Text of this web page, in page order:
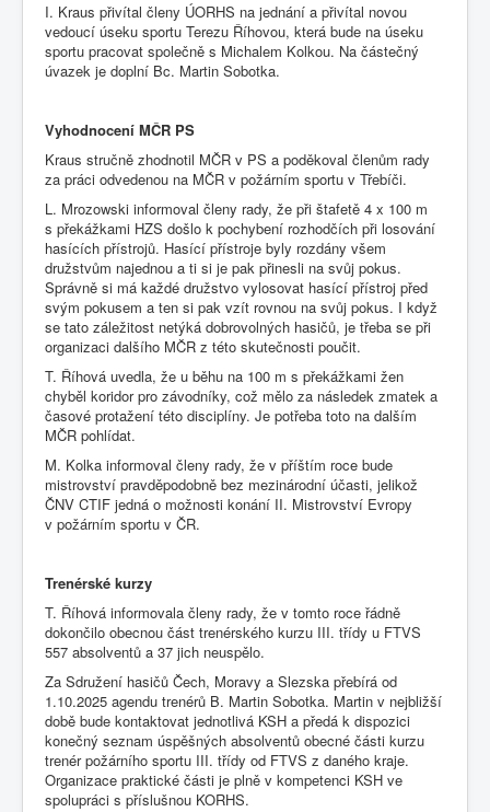
I. Kraus přivítal členy ÚORHS na jednání a přivítal novou
vedoucí úseku sportu Terezu Říhovou, která bude na úseku
sportu pracovat společně s Michalem Kolkou. Na částečný
úvazek je doplní Bc. Martin Sobotka.
Vyhodnocení MČR PS
Kraus stručně zhodnotil MČR v PS a poděkoval členům rady
za práci odvedenou na MČR v požárním sportu v Třebíči.
L. Mrozowski informoval členy rady, že při štafetě 4 x 100 m
s překážkami HZS došlo k pochybení rozhodčích při losování
hasících přístrojů. Hasící přístroje byly rozdány všem
družstvům najednou a ti si je pak přinesli na svůj pokus.
Správně si má každé družstvo vylosovat hasící přístroj před
svým pokusem a ten si pak vzít rovnou na svůj pokus. I když
se tato záležitost netýká dobrovolných hasičů, je třeba se při
organizaci dalšího MČR z této skutečnosti poučit.
T. Říhová uvedla, že u běhu na 100 m s překážkami žen
chyběl koridor pro závodníky, což mělo za následek zmatek a
časové protažení této disciplíny. Je potřeba toto na dalším
MČR pohlídat.
M. Kolka informoval členy rady, že v příštím roce bude
mistrovství pravděpodobně bez mezinárodní účasti, jelikož
ČNV CTIF jedná o možnosti konání II. Mistrovství Evropy
v požárním sportu v ČR.
Trenérské kurzy
T. Říhová informovala členy rady, že v tomto roce řádně
dokončilo obecnou část trenérského kurzu III. třídy u FTVS
557 absolventů a 37 jich neuspělo.
Za Sdružení hasičů Čech, Moravy a Slezska přebírá od
1.10.2025 agendu trenérů B. Martin Sobotka. Martin v nejbližší
době bude kontaktovat jednotlivá KSH a předá k dispozici
konečný seznam úspěšných absolventů obecné části kurzu
trenér požárního sportu III. třídy od FTVS z daného kraje.
Organizace praktické části je plně v kompetenci KSH ve
spolupráci s příslušnou KORHS.